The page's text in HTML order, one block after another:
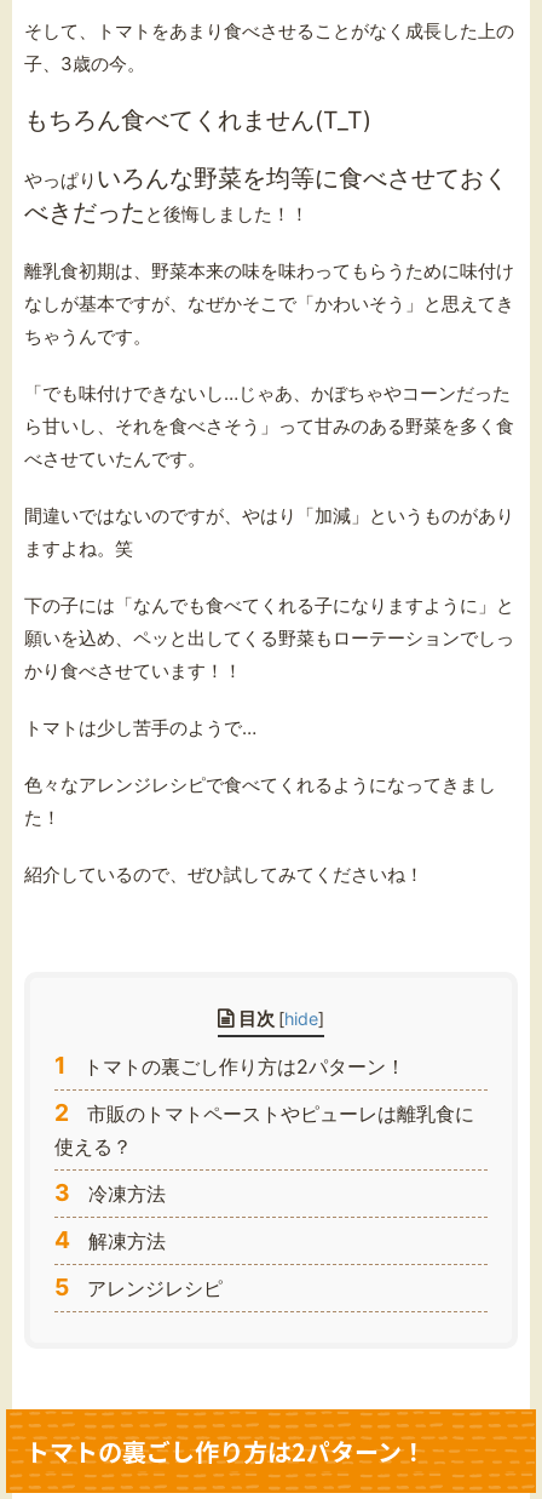
そして、トマトをあまり食べさせることがなく成長した上の
子、3歳の今。
もちろん食べてくれません(T_T)
やっぱり いろんな野菜を均等に食べさせておく
べきだった と後悔しました！！
離乳食初期は、野菜本来の味を味わってもらうために味付け
なしが基本ですが、なぜかそこで「かわいそう」と思えてき
ちゃうんです。
「でも味付けできないし…じゃあ、かぼちゃやコーンだった
ら甘いし、それを食べさそう」って甘みのある野菜を多く食
べさせていたんです。
間違いではないのですが、やはり「加減」というものがあり
ますよね。笑
下の子には「なんでも食べてくれる子になりますように」と
願いを込め、ペッと出してくる野菜もローテーションでしっ
かり食べさせています！！
トマトは少し苦手のようで…
色々なアレンジレシピで食べてくれるようになってきまし
た！
紹介しているので、ぜひ試してみてくださいね！
目次 [hide]
1 トマトの裏ごし作り方は2パターン！
2
市販のトマトペーストやピューレは離乳食に
使える？
3 冷凍方法
4 解凍方法
5 アレンジレシピ
トマトの裏ごし作り方は2パターン！